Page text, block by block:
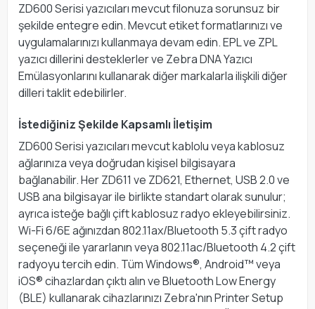
ZD600 Serisi yazıcıları mevcut filonuza sorunsuz bir
şekilde entegre edin. Mevcut etiket formatlarınızı ve
uygulamalarınızı kullanmaya devam edin. EPL ve ZPL
yazıcı dillerini desteklerler ve Zebra DNA Yazıcı
Emülasyonlarını kullanarak diğer markalarla ilişkili diğer
dilleri taklit edebilirler.
İstediğiniz Şekilde Kapsamlı İletişim
ZD600 Serisi yazıcıları mevcut kablolu veya kablosuz
ağlarınıza veya doğrudan kişisel bilgisayara
bağlanabilir. Her ZD611 ve ZD621, Ethernet, USB 2.0 ve
USB ana bilgisayar ile birlikte standart olarak sunulur;
ayrıca isteğe bağlı çift kablosuz radyo ekleyebilirsiniz.
Wi-Fi 6/6E ağınızdan 802.11ax/Bluetooth 5.3 çift radyo
seçeneği ile yararlanın veya 802.11ac/Bluetooth 4.2 çift
radyoyu tercih edin. Tüm Windows®, Android™ veya
iOS® cihazlardan çıktı alın ve Bluetooth Low Energy
(BLE) kullanarak cihazlarınızı Zebra'nın Printer Setup